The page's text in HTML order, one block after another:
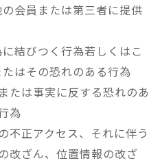
会員または第三者に提供
結びつく行為若しくはこ
はその恐れのある行為
たは事実に反する恐れのあ
為
不正アクセス、それに伴う
改ざん、位置情報の改ざ